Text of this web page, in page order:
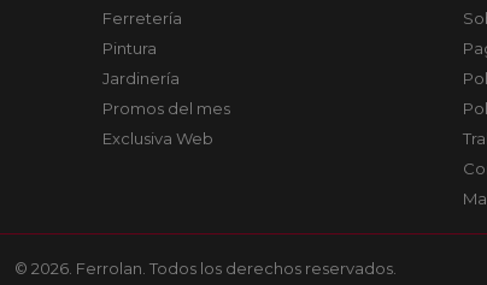
Ferretería
Pintura
Jardinería
Promos del mes
Exclusiva Web
© 2026. Ferrolan. Todos los derechos reservados.